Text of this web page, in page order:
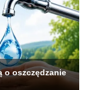
o oszczędzanie